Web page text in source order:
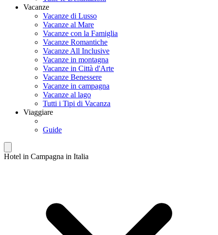
Vacanze
Vacanze di Lusso
Vacanze al Mare
Vacanze con la Famiglia
Vacanze Romantiche
Vacanze All Inclusive
Vacanze in montagna
Vacanze in Città d'Arte
Vacanze Benessere
Vacanze in campagna
Vacanze al lago
Tutti i Tipi di Vacanza
Viaggiare
Guide
Hotel in Campagna in Italia